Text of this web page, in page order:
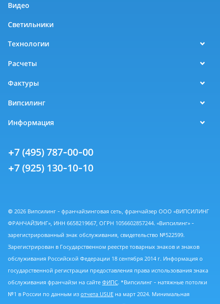
Видео
Светильники
Технологии
Расчеты
Фактуры
Випсилинг
Информация
+7 (495) 787-00-00
+7 (925) 130-10-10
© 2026 Випсилинг - франчайзинговая сеть, франчайзер ООО «ВИПСИЛИНГ
ФРАНЧАЙЗИНГ», ИНН 6658219667, ОГРН 1056602857244. «Випсилинг» -
зарегистрированный знак обслуживания, свидетельство №522599.
Зарегистрирован в Государственном реестре товарных знаков и знаков
обслуживания Российской Федерации 18 сентября 2014 г. Информация о
государственной регистрации предоставления права использования знака
обслуживания франчайзи на сайте ФИПС. *Випсилинг - натяжные потолки
№1 в России по данным из отчета USUE на март 2024. Минимальная